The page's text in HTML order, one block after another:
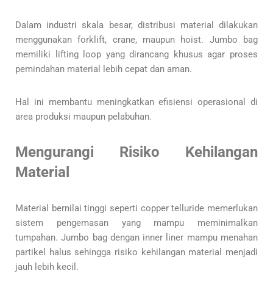
Dalam industri skala besar, distribusi material dilakukan
menggunakan forklift, crane, maupun hoist. Jumbo bag
memiliki lifting loop yang dirancang khusus agar proses
pemindahan material lebih cepat dan aman.
Hal ini membantu meningkatkan efisiensi operasional di
area produksi maupun pelabuhan.
Mengurangi Risiko Kehilangan
Material
Material bernilai tinggi seperti copper telluride memerlukan
sistem pengemasan yang mampu meminimalkan
tumpahan. Jumbo bag dengan inner liner mampu menahan
partikel halus sehingga risiko kehilangan material menjadi
jauh lebih kecil.